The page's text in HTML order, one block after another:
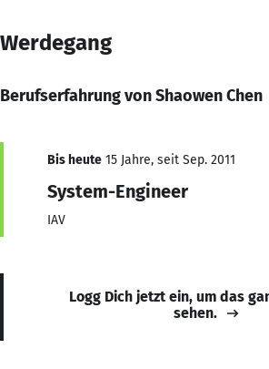
Werdegang
Berufserfahrung von Shaowen Chen
Bis heute 15 Jahre, seit Sep. 2011
System-Engineer
IAV
Logg Dich jetzt ein, um das
sehen.